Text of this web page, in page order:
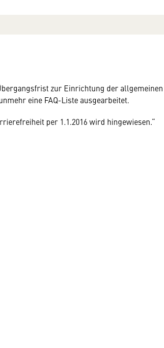
zur Einrichtung der allgemeinen
eine FAQ-Liste ausgearbeitet.
per 1.1.2016 wird hingewiesen.“